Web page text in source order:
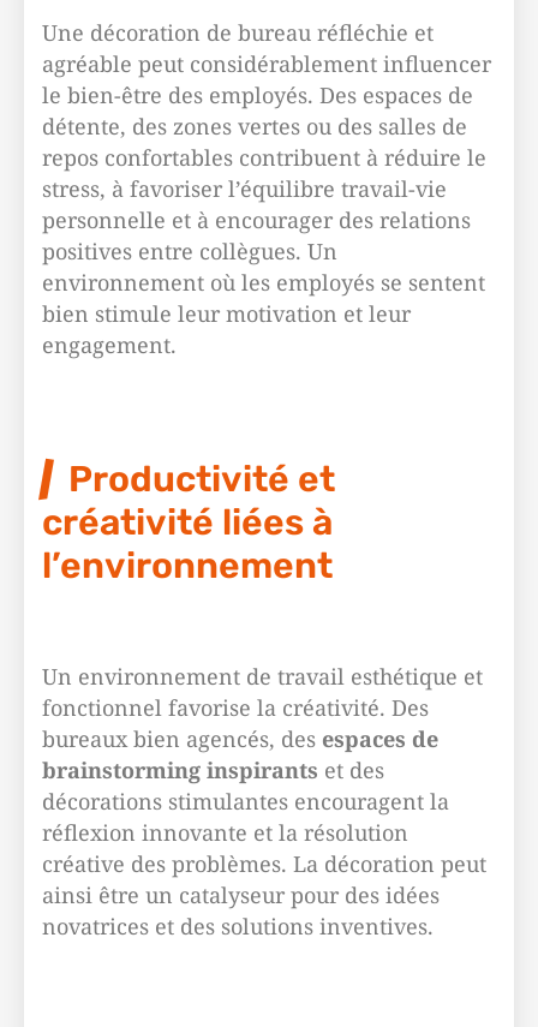
Une décoration de bureau réfléchie et
agréable peut considérablement influencer
le bien-être des employés. Des espaces de
détente, des zones vertes ou des salles de
repos confortables contribuent à réduire le
stress, à favoriser l’équilibre travail-vie
personnelle et à encourager des relations
positives entre collègues. Un
environnement où les employés se sentent
bien stimule leur motivation et leur
engagement.
Productivité et
créativité liées à
l’environnement
Un environnement de travail esthétique et
fonctionnel favorise la créativité. Des
bureaux bien agencés, des espaces de
brainstorming inspirants et des
décorations stimulantes encouragent la
réflexion innovante et la résolution
créative des problèmes. La décoration peut
ainsi être un catalyseur pour des idées
novatrices et des solutions inventives.